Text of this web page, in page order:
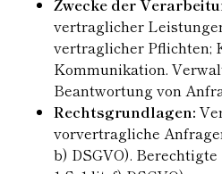
Zwecke der
vertraglicher
vertraglicher Pflichten;
Kommunikation.
Beantwortung von
Rechtsgrundlagen:
vorvertragliche
b) DSGVO).